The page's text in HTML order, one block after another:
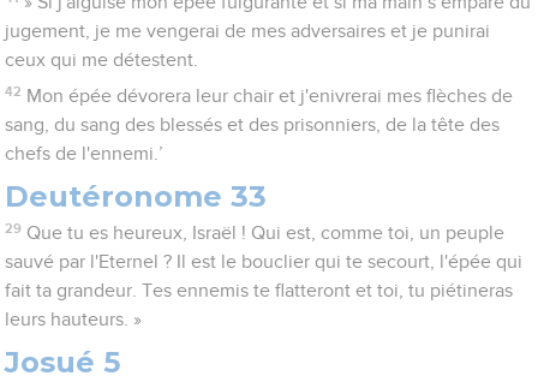
jugement, je me vengerai de mes adversaires et je punirai
ceux qui me détestent.
42 Mon épée dévorera leur chair et j'enivrerai mes flèches de
sang, du sang des blessés et des prisonniers, de la tête des
chefs de l'ennemi.’
Deutéronome 33
29 Que tu es heureux, Israël ! Qui est, comme toi, un peuple
sauvé par l'Eternel ? Il est le bouclier qui te secourt, l'épée qui
fait ta grandeur. Tes ennemis te flatteront et toi, tu piétineras
leurs hauteurs. »
Josué 5